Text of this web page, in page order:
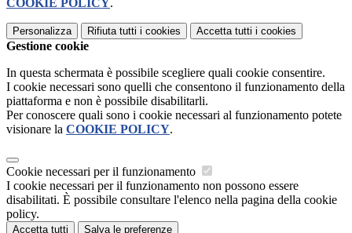
COOKIE POLICY.
Personalizza Rifiuta tutti i cookies Accetta tutti i cookies
Gestione cookie
In questa schermata è possibile scegliere quali cookie consentire.
I cookie necessari sono quelli che consentono il funzionamento della
piattaforma e non è possibile disabilitarli.
Per conoscere quali sono i cookie necessari al funzionamento potete
visionare la COOKIE POLICY.
Cookie necessari per il funzionamento
I cookie necessari per il funzionamento non possono essere
disabilitati. È possibile consultare l'elenco nella pagina della cookie
policy.
Accetta tutti Salva le preferenze